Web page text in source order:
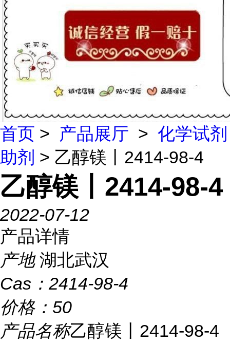
首页 > 产品展厅 > 化学试剂
助剂 > 乙醇镁丨2414-98-4
乙醇镁丨2414-98-4
2022-07-12
产品详情
产地 湖北武汉
Cas： 2414-98-4
价格： 50
产品名称乙醇镁丨2414-98-4